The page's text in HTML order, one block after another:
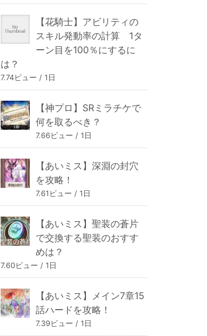
【花騎士】アビリティの
スキル発動率の計算 1タ
ーン目を100％にするに
は？
7.74ビュー / 1日
【神プロ】SRミラチケで
何を取るべき？
7.66ビュー / 1日
【あいミス】深淵の封穴
を攻略！
7.61ビュー / 1日
【あいミス】聖装の蒼片
で交換する聖装のおすす
めは？
7.60ビュー / 1日
【あいミス】メイン7章15
話ハードを攻略！
7.39ビュー / 1日